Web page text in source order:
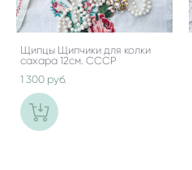
Щипцы Щипчики для колки
сахара 12см. СССР
1 300 pуб.